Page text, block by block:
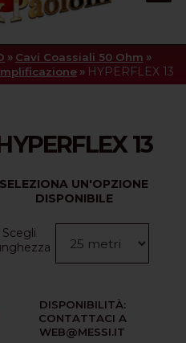
» Cavi Coassiali 50 Ohm »
» HYPERFLEX 13
13
SELEZIONA UN'OPZIONE
DISPONIBILE
Scegli
DISPONIBILITÀ:
CONTATTACI A
WEB@MESSI.IT